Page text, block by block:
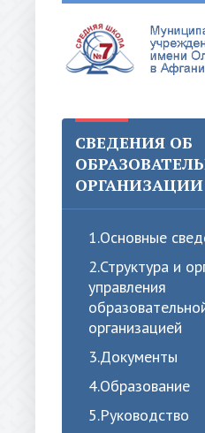
СВЕДЕНИЯ ОБ
ОРГАНИЗАЦИИ
1.Oсновные
2.Структура и
управления
организацией
3.Документы
4.Образование
5.Руководство